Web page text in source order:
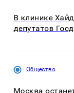
В клинике
депутатов
Общество
Москва